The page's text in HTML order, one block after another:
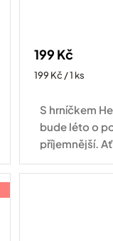
199 Kč
Měrná
199 Kč / 1 ks
S hrníčkem
bude léto o
příjemnější.
vychutnáváte
cappuccino